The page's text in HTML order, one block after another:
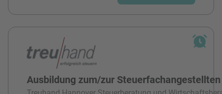
Ausbildung zum/zur